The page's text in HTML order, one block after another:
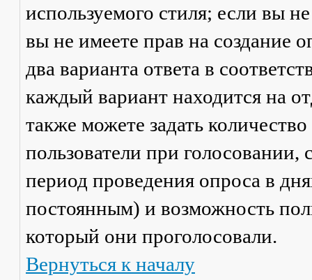
используемого стиля; если вы
вы не имеете прав на создание
два варианта ответа в
каждый вариант находится на
также можете задать
пользователи при
период проведения опроса в
постоянным) и возможность
который они проголосовали.
Вернуться к началу